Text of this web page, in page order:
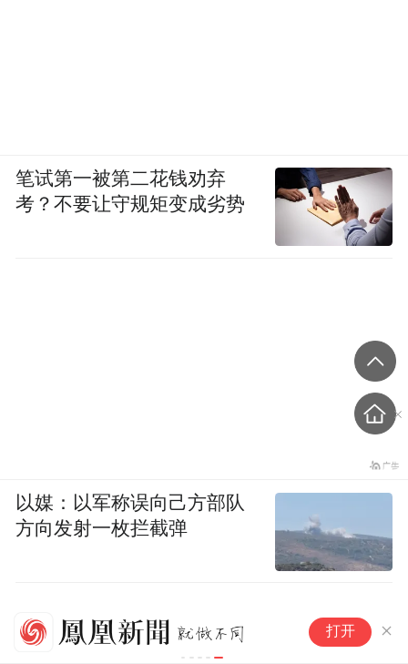
打开
笔试第一被第二花钱劝弃
考？不要让守规矩变成劣势
以媒：以军称误向己方部队
方向发射一枚拦截弹